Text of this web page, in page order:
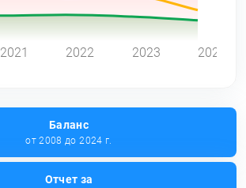
2021 2022 2023 2024
Баланс
от 2008 до 2024 г.
Отчет за